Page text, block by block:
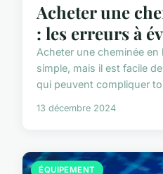
Acheter une
: les erreurs à
Acheter une cheminée
simple, mais il est facile
qui peuvent compliquer
13 décembre 2024
ÉQUIPEMENT